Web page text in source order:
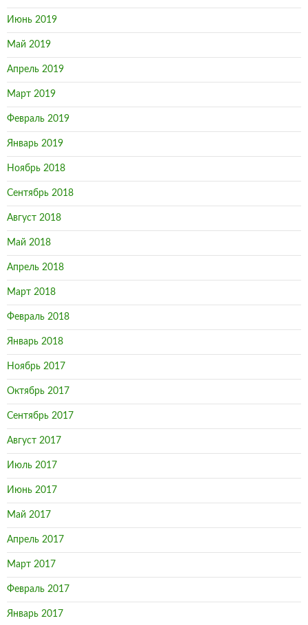
Июнь 2019
Май 2019
Апрель 2019
Март 2019
Февраль 2019
Январь 2019
Ноябрь 2018
Сентябрь 2018
Август 2018
Май 2018
Апрель 2018
Март 2018
Февраль 2018
Январь 2018
Ноябрь 2017
Октябрь 2017
Сентябрь 2017
Август 2017
Июль 2017
Июнь 2017
Май 2017
Апрель 2017
Март 2017
Февраль 2017
Январь 2017